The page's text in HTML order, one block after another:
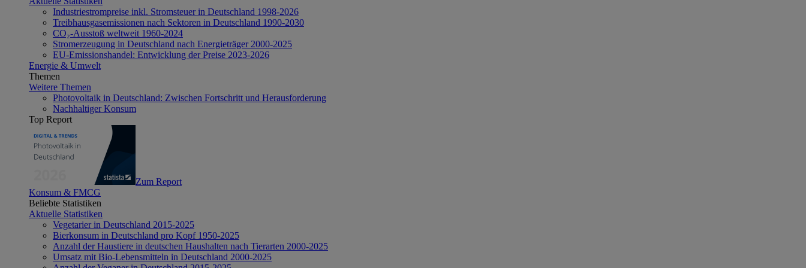
Industriestrompreise inkl. Stromsteuer in Deutschland 1998-2026
Treibhausgasemissionen nach Sektoren in Deutschland 1990-2030
CO₂-Ausstoß weltweit 1960-2024
Stromerzeugung in Deutschland nach Energieträger 2000-2025
EU-Emissionshandel: Entwicklung der Preise 2023-2026
Energie & Umwelt
Themen
Weitere Themen
Photovoltaik in Deutschland: Zwischen Fortschritt und Herausforderung
Nachhaltiger Konsum
Top Report
Zum Report
Konsum & FMCG
Beliebte Statistiken
Aktuelle Statistiken
Vegetarier in Deutschland 2015-2025
Bierkonsum in Deutschland pro Kopf 1950-2025
Anzahl der Haustiere in deutschen Haushalten nach Tierarten 2000-2025
Umsatz mit Bio-Lebensmitteln in Deutschland 2000-2025